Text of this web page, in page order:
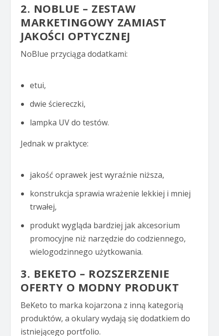
2. NOBLUE – ZESTAW
MARKETINGOWY ZAMIAST
JAKOŚCI OPTYCZNEJ
NoBlue przyciąga dodatkami:
etui,
dwie ściereczki,
lampka UV do testów.
Jednak w praktyce:
jakość oprawek jest wyraźnie niższa,
konstrukcja sprawia wrażenie lekkiej i mniej
trwałej,
produkt wygląda bardziej jak akcesorium
promocyjne niż narzędzie do codziennego,
wielogodzinnego użytkowania.
3. BEKETO – ROZSZERZENIE
OFERTY O MODNY PRODUKT
BeKeto to marka kojarzona z inną kategorią
produktów, a okulary wydają się dodatkiem do
istniejącego portfolio.